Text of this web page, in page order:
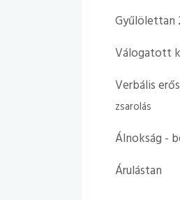
Gyűlölettan
Válogatott
Verbális
zsarolás
Álnokság -
Árulástan